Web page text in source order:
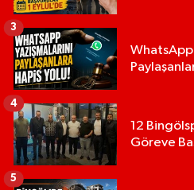
WhatsApp
3
12
Göreve
4
5